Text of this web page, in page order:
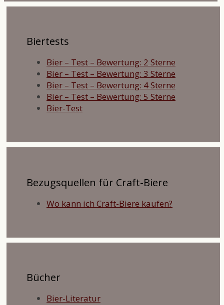
Biertests
Bier – Test – Bewertung: 2 Sterne
Bier – Test – Bewertung: 3 Sterne
Bier – Test – Bewertung: 4 Sterne
Bier – Test – Bewertung: 5 Sterne
Bier-Test
Bezugsquellen für Craft-Biere
Wo kann ich Craft-Biere kaufen?
Bücher
Bier-Literatur